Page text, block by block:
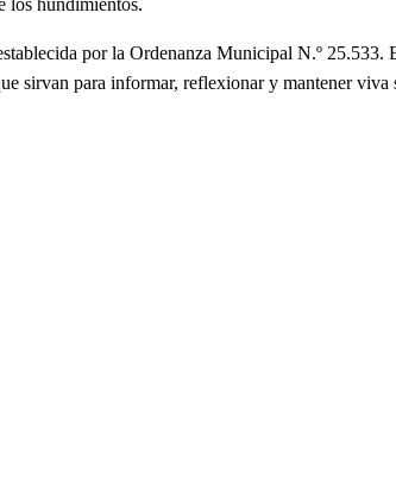
los hundimientos.
por la Ordenanza Municipal N.º
sirvan para informar, reflexionar y mantener viva